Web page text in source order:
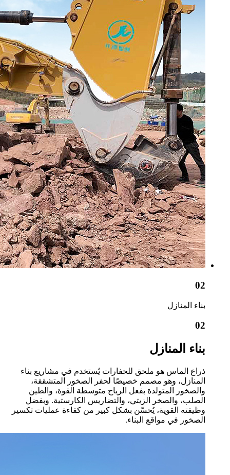
02
بناء المنازل
02
بناء المنازل
ذراع الماس هو ملحق للحفارات يُستخدم في مشاريع بناء
المنازل، وهو مصمم خصيصًا لحفر الصخور المتشققة،
والصخور المتولدة بفعل الرياح متوسطة القوة، والطين
الصلب، والصخر الزيتي، والتضاريس الكارستية. وبفضل
وظيفته القوية، يُحسّن بشكل كبير من كفاءة عمليات تكسير
الصخور في مواقع البناء.